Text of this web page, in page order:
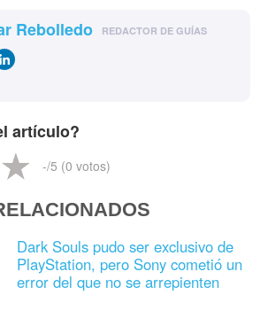
Rebolledo REDACTOR DE GUÍAS
artículo?
-/5 (0 votos)
Dark Souls pudo ser exclusivo de
PlayStation, pero Sony cometió un
error del que no se arrepienten